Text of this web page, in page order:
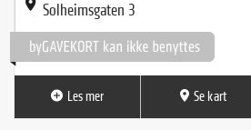
Solheimsgaten 3
Les mer Se kart